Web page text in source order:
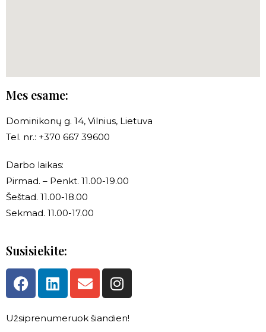
Mes esame:
Dominikonų g. 14, Vilnius, Lietuva
Tel. nr.: +370 667 39600
Darbo laikas:
Pirmad. – Penkt. 11.00-19.00
Šeštad. 11.00-18.00
Sekmad. 11.00-17.00
Susisiekite:
Užsiprenumeruok šiandien!